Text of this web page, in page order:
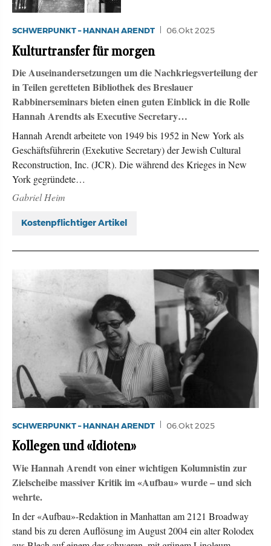
SCHWERPUNKT – HANNAH ARENDT 06.Okt 2025
Kulturtransfer für morgen
Die Auseinandersetzungen um die Nachkriegsverteilung der
in Teilen geretteten Bibliothek des Breslauer
Rabbinerseminars bieten einen guten Einblick in die Rolle
Hannah Arendts als Executive Secretary…
Hannah Arendt arbeitete von 1949 bis 1952 in New York als
Geschäftsführerin (Exekutive Secretary) der Jewish Cultural
Reconstruction, Inc. (JCR). Die während des Krieges in New
York gegründete…
Gabriel Heim
Kostenpflichtiger Artikel
SCHWERPUNKT – HANNAH ARENDT 06.Okt 2025
Kollegen und «Idioten»
Wie Hannah Arendt von einer wichtigen Kolumnistin zur
Zielscheibe massiver Kritik im «Aufbau» wurde – und sich
wehrte.
In der «Aufbau»-Redaktion in Manhattan am 2121 Broadway
stand bis zu deren Auflösung im August 2004 ein alter Rolodex